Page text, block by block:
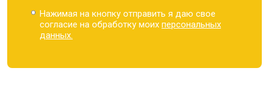
Нажимая на кнопку отправить я даю свое
согласие на обработку моихперсональных
данных.